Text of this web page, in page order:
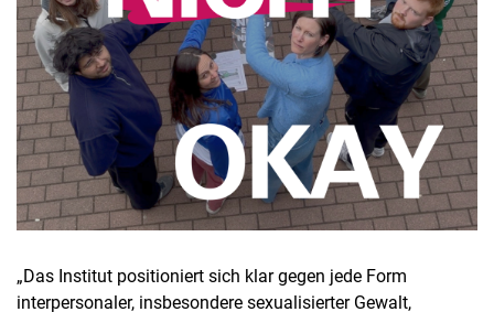
„Das Institut positioniert sich klar gegen jede Form
interpersonaler, insbesondere sexualisierter Gewalt,